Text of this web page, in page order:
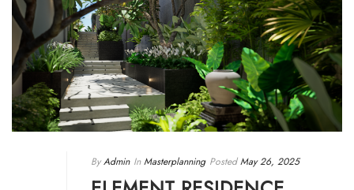
By Admin In Masterplanning Posted May 26, 2025